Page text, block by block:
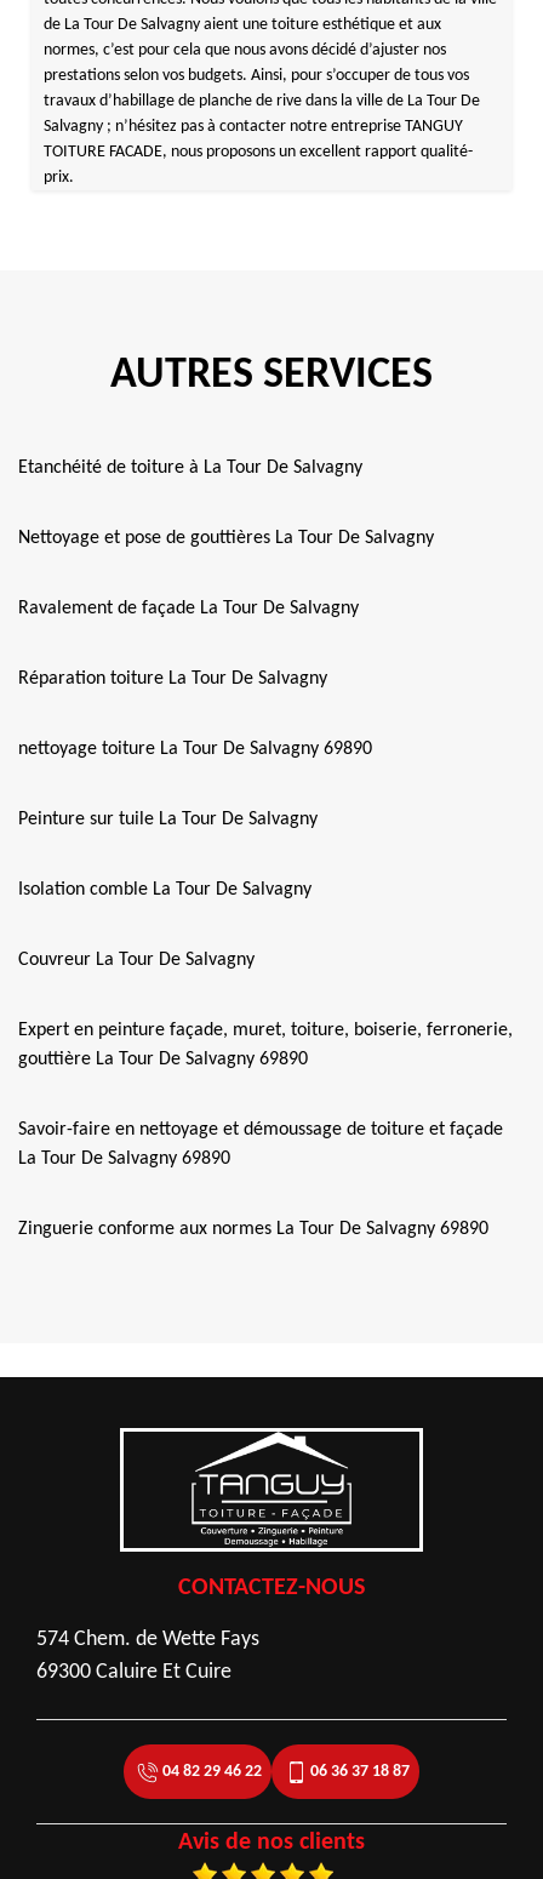
de La Tour De Salvagny aient une toiture esthétique et aux
normes, c’est pour cela que nous avons décidé d’ajuster nos
prestations selon vos budgets. Ainsi, pour s’occuper de tous vos
travaux d’habillage de planche de rive dans la ville de La Tour De
Salvagny ; n’hésitez pas à contacter notre entreprise TANGUY
TOITURE FACADE, nous proposons un excellent rapport qualité-
prix.
AUTRES SERVICES
Etanchéité de toiture à La Tour De Salvagny
Nettoyage et pose de gouttières La Tour De Salvagny
Ravalement de façade La Tour De Salvagny
Réparation toiture La Tour De Salvagny
nettoyage toiture La Tour De Salvagny 69890
Peinture sur tuile La Tour De Salvagny
Isolation comble La Tour De Salvagny
Couvreur La Tour De Salvagny
Expert en peinture façade, muret, toiture, boiserie, ferronerie,
gouttière La Tour De Salvagny 69890
Savoir-faire en nettoyage et démoussage de toiture et façade
La Tour De Salvagny 69890
Zinguerie conforme aux normes La Tour De Salvagny 69890
CONTACTEZ-NOUS
574 Chem. de Wette Fays
69300 Caluire Et Cuire
04 82 29 46 22 06 36 37 18 87
Avis de nos clients